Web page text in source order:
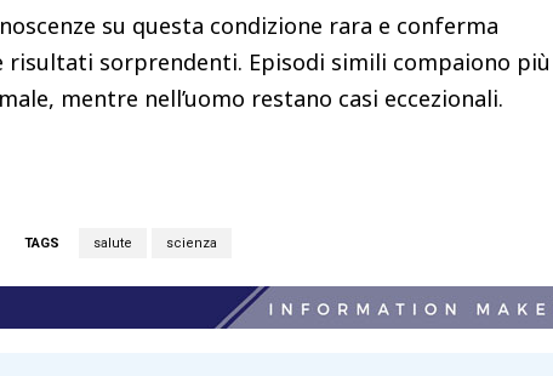
su questa condizione rara e conferma
risultati sorprendenti. Episodi simili compaiono più
mentre nell’uomo restano casi eccezionali.
TAGS salute scienza